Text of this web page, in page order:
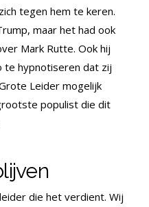
tegen hem te keren.
maar het had ook
Mark Rutte. Ook hij
te hypnotiseren dat zij
Leider mogelijk
populist die dit
die het verdient. Wij